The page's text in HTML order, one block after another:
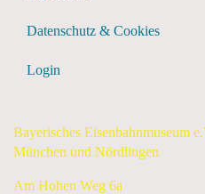
Datenschutz & Cookies
Login
Bayerisches Eisenbahnmuseum
München und Nördlingen
Am Hohen Weg 6a